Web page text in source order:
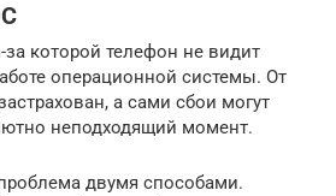
которой телефон не видит
операционной системы. От
а сами сбои могут
неподходящий момент.
двумя способами.